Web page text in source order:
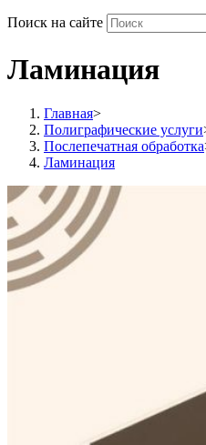
Поиск на сайте
Ламинация
Главная>
Полиграфические услуги
Послепечатная обработка
Ламинация